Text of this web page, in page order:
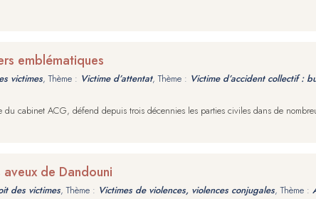
emblématiques
victimes, Thème : Victime d’attentat, Thème : Victime d’accident collectif :
du cabinet ACG, défend depuis trois décennies les parties civiles dans de
de Dandouni
des victimes, Thème : Victimes de violences, violences conjugales, Thème :